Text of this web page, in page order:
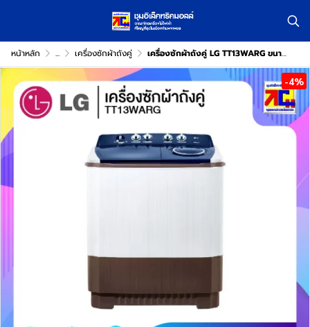
หน้าหลัก ... เครื่องซักผ้าถังคู่ เครื่องซักผ้าถังคู่ LG TT13WARG ขนาด 13 กิโล
-4%